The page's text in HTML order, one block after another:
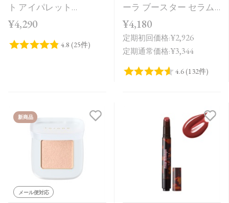
ト アイパレット
［EX11,EX12］＜限定品
¥4,290
ーラ ブースター セラム
＜導入美容液＞
¥4,180
定期初回価格:¥2,926
定期通常価格:¥3,344
新商品
メール便対応